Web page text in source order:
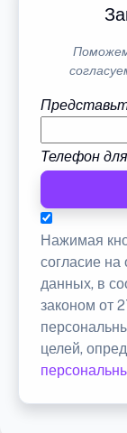
Телефон
Нажимая
согласие
данных, в
законом от
целей,